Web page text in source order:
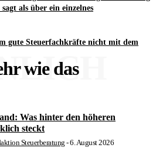
als über ein einzelnes
gute Steuerfachkräfte nicht mit dem
wie das
Was hinter den höheren
steckt
Steuerberatung -6. August 2026